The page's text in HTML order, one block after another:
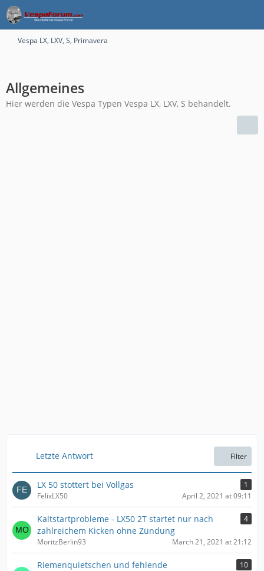
Vespa LX, LXV, S, Primavera
Allgemeines
Hier werden die Vespa Typen Vespa LX, LXV, S behandelt.
Letzte Antwort Filter
LX 50 stottert bei Vollgas
1
FelixLX50
April 2, 2021 at 09:11
Kaltstartprobleme - LX50 2T startet nur nach
zahlreichem Kicken ohne Zündung
4
MoritzBerlin93 March 21, 2021 at 21:12
Riemenquietschen und fehlende
10